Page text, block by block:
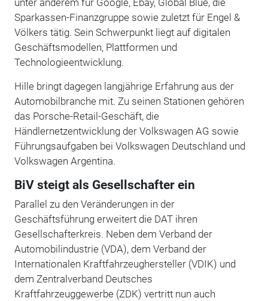
Sparkassen-Finanzgruppe sowie zuletzt für Engel &
Völkers tätig. Sein Schwerpunkt liegt auf digitalen
Geschäftsmodellen, Plattformen und
Technologieentwicklung.
Hille bringt dagegen langjährige Erfahrung aus der
Automobilbranche mit. Zu seinen Stationen gehören
das Porsche-Retail-Geschäft, die
Händlernetzentwicklung der Volkswagen AG sowie
Führungsaufgaben bei Volkswagen Deutschland und
Volkswagen Argentina.
BiV steigt als Gesellschafter ein
Parallel zu den Veränderungen in der
Geschäftsführung erweitert die DAT ihren
Gesellschafterkreis. Neben dem Verband der
Automobilindustrie (VDA), dem Verband der
Internationalen Kraftfahrzeughersteller (VDIK) und
dem Zentralverband Deutsches
Kraftfahrzeuggewerbe (ZDK) vertritt nun auch